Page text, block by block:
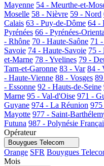
Mayenne 54 - Meurthe-et-
Moselle 58 - Nièvre 59 - Nord
Calais 63 - Puy-de-Dôme 64 -
Pyrénées 66 - Pyrénées-
- Rhône 70 - Haute-Saône 71
Savoie 74 - Haute-Savoie 75 -
et-Marne 78 - Yvelines 79 -
Tarn-et-Garonne 83 - Var 84 -
- Haute-Vienne 88 - Vosges
- Essonne 92 - Hauts-de-Seine
Marne 95 - Val-d'Oise 971 -
Guyane 974 - La Réunion 975
Mayotte 977 - Saint-
Futuna 987 - Polynésie
Opérateur
Bouygues Telecom
Orange SFR Bouygues
Mois